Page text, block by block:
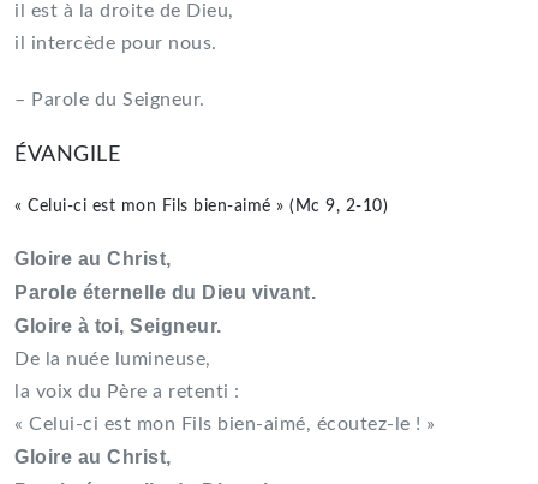
il est à la droite de Dieu,
il intercède pour nous.
– Parole du Seigneur.
ÉVANGILE
« Celui-ci est mon Fils bien-aimé » (Mc 9, 2-10)
Gloire au Christ,
Parole éternelle du Dieu vivant.
Gloire à toi, Seigneur.
De la nuée lumineuse,
la voix du Père a retenti :
« Celui-ci est mon Fils bien-aimé, écoutez-le ! »
Gloire au Christ,